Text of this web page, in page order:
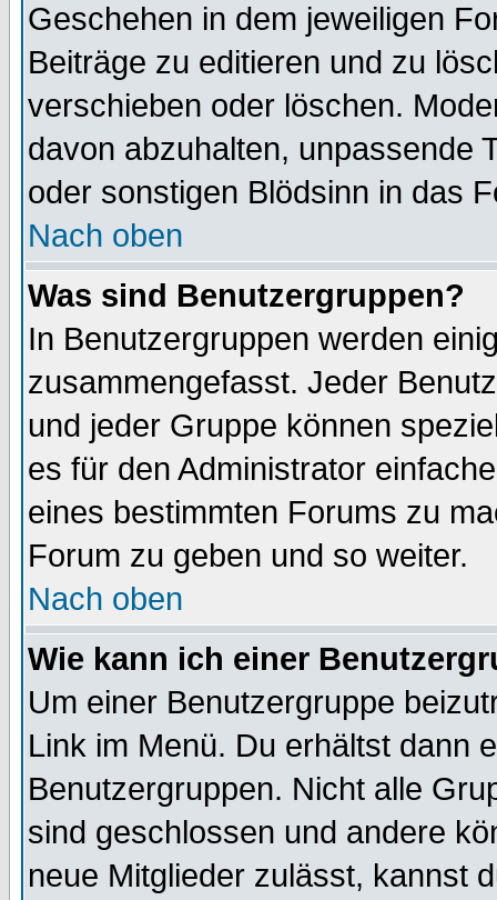
Geschehen in dem jeweiligen
Beiträge zu editieren und zu
verschieben oder löschen.
davon abzuhalten, unpassende
oder sonstigen Blödsinn in das
Nach oben
Was sind Benutzergruppen?
In Benutzergruppen werden
zusammengefasst. Jeder
und jeder Gruppe können
es für den Administrator
eines bestimmten Forums zu
Forum zu geben und so weiter.
Nach oben
Wie kann ich einer
Um einer Benutzergruppe
Link im Menü. Du erhältst dann
Benutzergruppen. Nicht alle
sind geschlossen und andere
neue Mitglieder zulässt, kannst